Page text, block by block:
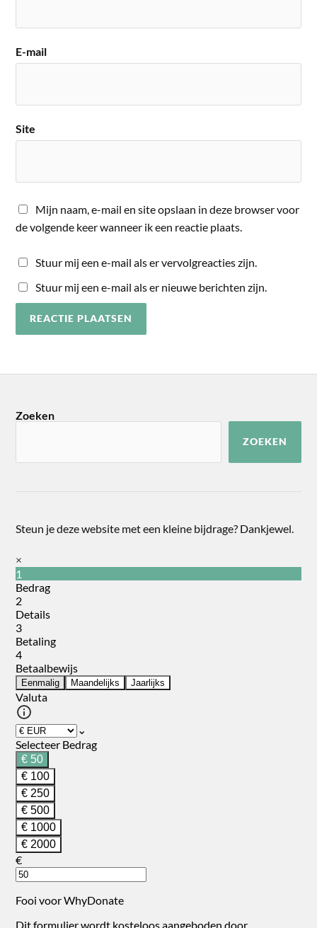
E-mail
Site
Mijn naam, e-mail en site opslaan in deze browser voor
de volgende keer wanneer ik een reactie plaats.
Stuur mij een e-mail als er vervolgreacties zijn.
Stuur mij een e-mail als er nieuwe berichten zijn.
Zoeken
ZOEKEN
Steun je deze website met een kleine bijdrage? Dankjewel.